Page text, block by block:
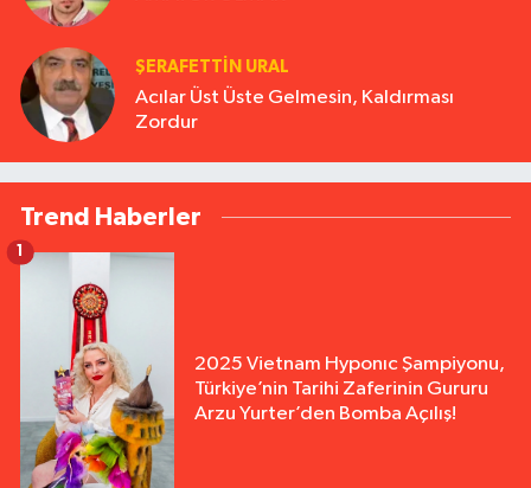
ŞERAFETTIN URAL
Acılar Üst Üste Gelmesin, Kaldırması
Zordur
Trend Haberler
2025 Vietnam Hyponıc Şampiyonu,
Türkiye’nin Tarihi Zaferinin Gururu
Arzu Yurter’den Bomba Açılış!
1